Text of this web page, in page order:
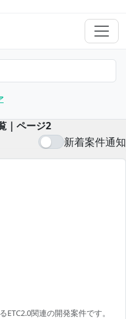
｜ページ2
新着案件通知
関連の開発案件です。